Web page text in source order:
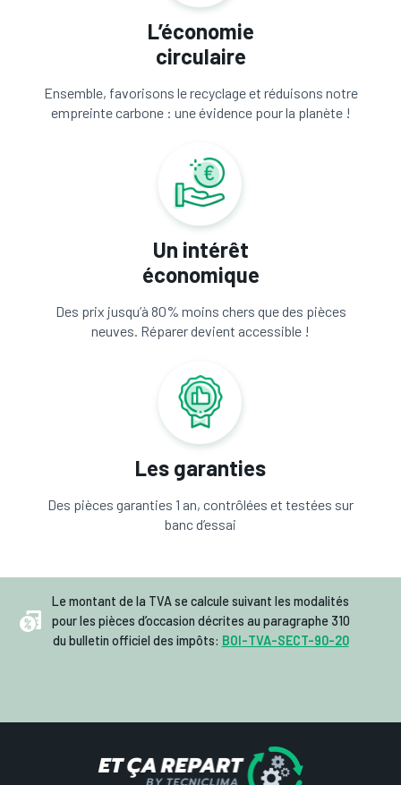
L’économie
circulaire
Ensemble, favorisons le recyclage et réduisons notre
empreinte carbone : une évidence pour la planète !
Un intérêt
économique
Des prix jusqu’à 80% moins chers que des pièces
neuves. Réparer devient accessible !
Les garanties
Des pièces garanties 1 an, contrôlées et testées sur
banc d’essai
Le montant de la TVA se calcule suivant les modalités
pour les pièces d’occasion décrites au paragraphe 310
du bulletin officiel des impôts: BOI-TVA-SECT-90-20